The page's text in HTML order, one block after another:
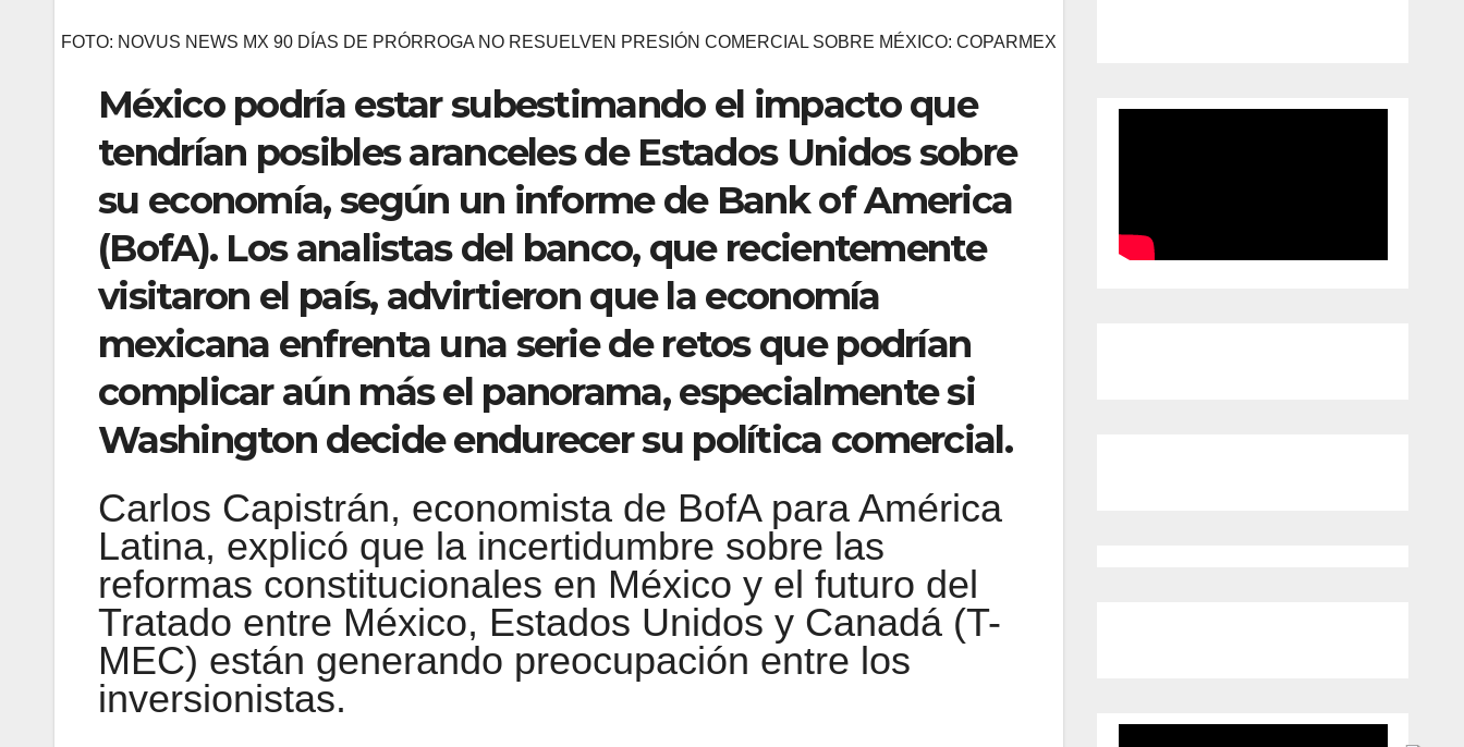
FOTO: NOVUS NEWS MX 90 DÍAS DE PRÓRROGA NO RESUELVEN PRESIÓN COMERCIAL SOBRE MÉXICO: COPARMEX
México podría estar subestimando el impacto que
tendrían posibles aranceles de Estados Unidos sobre
su economía, según un informe de Bank of America
(BofA). Los analistas del banco, que recientemente
visitaron el país, advirtieron que la economía
mexicana enfrenta una serie de retos que podrían
complicar aún más el panorama, especialmente si
Washington decide endurecer su política comercial.
Carlos Capistrán, economista de BofA para América
Latina, explicó que la incertidumbre sobre las
reformas constitucionales en México y el futuro del
Tratado entre México, Estados Unidos y Canadá (T-
MEC) están generando preocupación entre los
inversionistas.